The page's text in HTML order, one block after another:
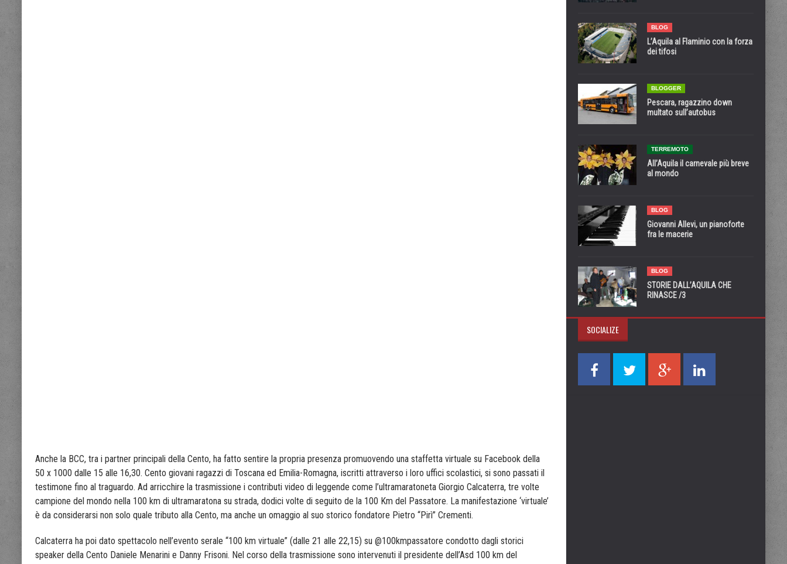
Anche la BCC, tra i partner principali della Cento, ha fatto sentire la propria presenza promuovendo una staffetta virtuale su Facebook della
50 x 1000 dalle 15 alle 16,30. Cento giovani ragazzi di Toscana ed Emilia-Romagna, iscritti attraverso i loro uffici scolastici, si sono passati il
testimone fino al traguardo. Ad arricchire la trasmissione i contributi video di leggende come l’ultramaratoneta Giorgio Calcaterra, tre volte
campione del mondo nella 100 km di ultramaratona su strada, dodici volte di seguito de la 100 Km del Passatore. La manifestazione ‘virtuale’
è da considerarsi non solo quale tributo alla Cento, ma anche un omaggio al suo storico fondatore Pietro “Pirì” Crementi.
Calcaterra ha poi dato spettacolo nell’evento serale “100 km virtuale” (dalle 21 alle 22,15) su @100kmpassatore condotto dagli storici
speaker della Cento Daniele Menarini e Danny Frisoni. Nel corso della trasmissione sono intervenuti il presidente dell’Asd 100 km del
BLOG
L’Aquila al Flaminio con la forza
dei tifosi
BLOGGER
Pescara, ragazzino down
multato sull’autobus
TERREMOTO
All’Aquila il carnevale più breve
al mondo
BLOG
Giovanni Allevi, un pianoforte
fra le macerie
BLOG
STORIE DALL’AQUILA CHE
RINASCE /3
SOCIALIZE